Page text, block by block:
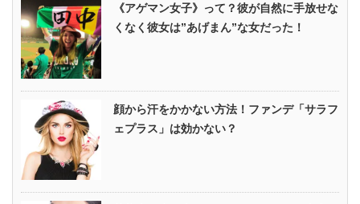
《アゲマン女子》って？彼が自然に手放せな
くなく彼女は”あげまん”な女だった！
顔から汗をかかない方法！ファンデ「サラフ
ェプラス」は効かない？